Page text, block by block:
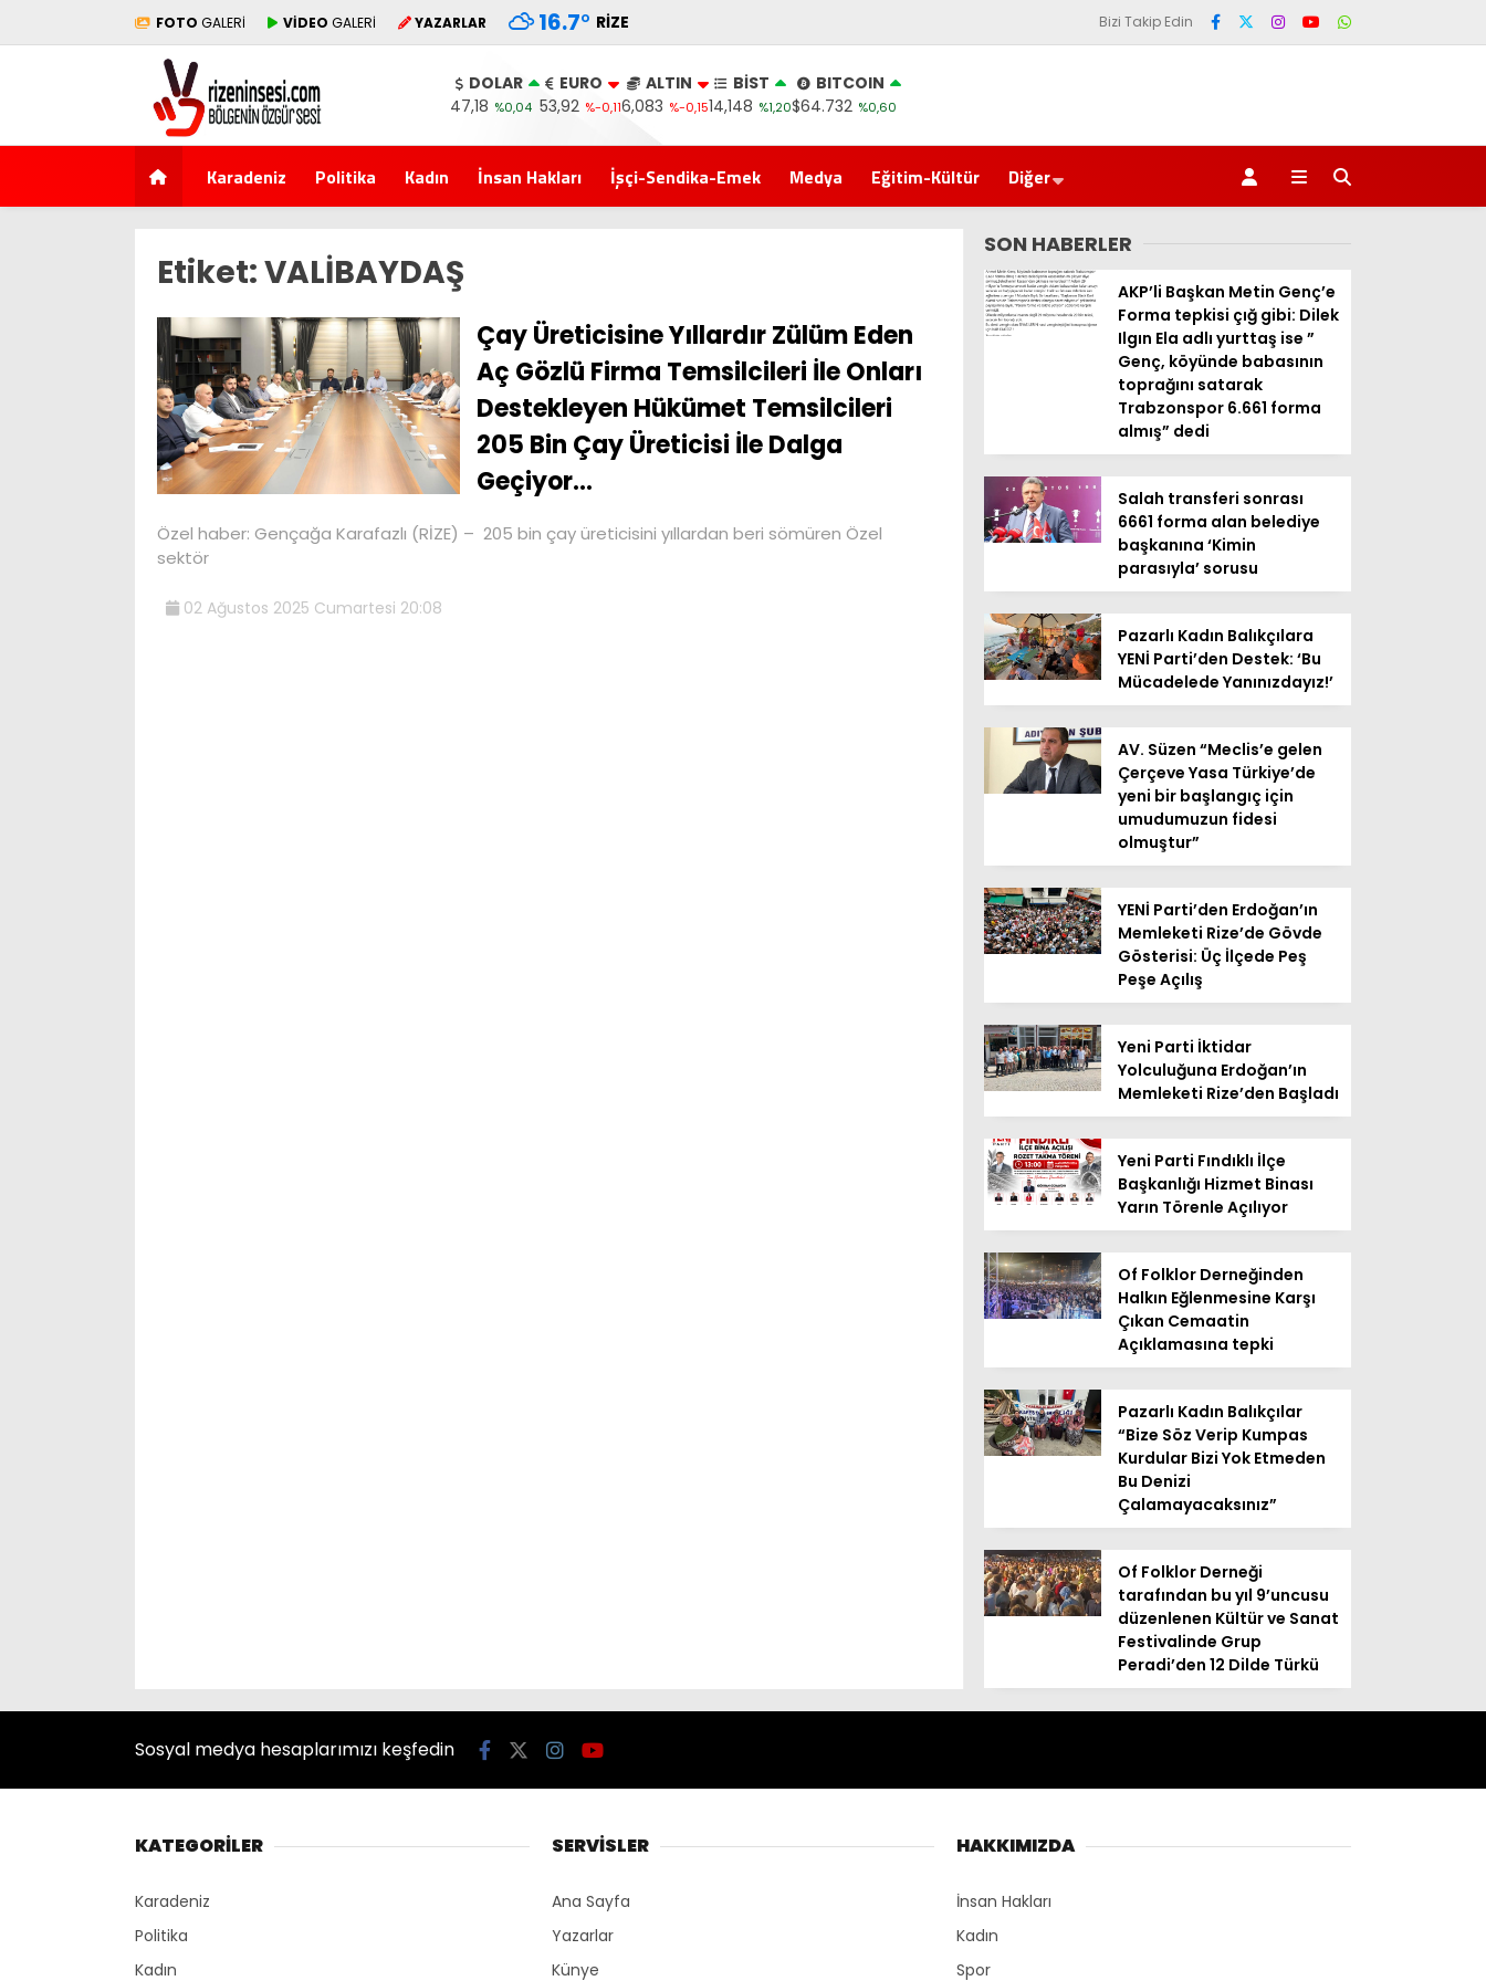
FOTO GALERİ VİDEO GALERİ YAZARLAR 16.7° RIZE Bizi Takip Edin
DOLAR
47,18 %0,04
EURO
53,92 %-0,11
ALTIN
6,083 %-0,15
BİST
14,148 %1,20
BITCOIN
$64.732 %0,60
Karadeniz Politika Kadın İnsan Hakları İşçi-Sendika-Emek Medya Eğitim-Kültür Diğer
Etiket:VALİBAYDAŞ
Çay Üreticisine Yıllardır Zülüm Eden
Aç Gözlü Firma Temsilcileri İle Onları
Destekleyen Hükümet Temsilcileri
205 Bin Çay Üreticisi İle Dalga
Geçiyor…
Özel haber: Gençağa Karafazlı (RİZE) – 205 bin çay üreticisini yıllardan beri sömüren Özel
sektör
02 Ağustos 2025 Cumartesi 20:08
SON HABERLER
AKP’li Başkan Metin Genç’e
Forma tepkisi çığ gibi: Dilek
Ilgın Ela adlı yurttaş ise ”
Genç, köyünde babasının
toprağını satarak
Trabzonspor 6.661 forma
almış” dedi
Salah transferi sonrası
6661 forma alan belediye
başkanına ‘Kimin
parasıyla’ sorusu
Pazarlı Kadın Balıkçılara
YENİ Parti’den Destek: ‘Bu
Mücadelede Yanınızdayız!’
AV. Süzen “Meclis’e gelen
Çerçeve Yasa Türkiye’de
yeni bir başlangıç için
umudumuzun fidesi
olmuştur”
YENİ Parti’den Erdoğan’ın
Memleketi Rize’de Gövde
Gösterisi: Üç İlçede Peş
Peşe Açılış
Yeni Parti İktidar
Yolculuğuna Erdoğan’ın
Memleketi Rize’den Başladı
Yeni Parti Fındıklı İlçe
Başkanlığı Hizmet Binası
Yarın Törenle Açılıyor
Of Folklor Derneğinden
Halkın Eğlenmesine Karşı
Çıkan Cemaatin
Açıklamasına tepki
Pazarlı Kadın Balıkçılar
“Bize Söz Verip Kumpas
Kurdular Bizi Yok Etmeden
Bu Denizi
Çalamayacaksınız”
Of Folklor Derneği
tarafından bu yıl 9’uncusu
düzenlenen Kültür ve Sanat
Festivalinde Grup
Peradi’den 12 Dilde Türkü
Sosyal medya hesaplarımızı keşfedin
KATEGORİLER
Karadeniz
Politika
Kadın
SERVİSLER
Ana Sayfa
Yazarlar
Künye
HAKKIMIZDA
İnsan Hakları
Kadın
Spor